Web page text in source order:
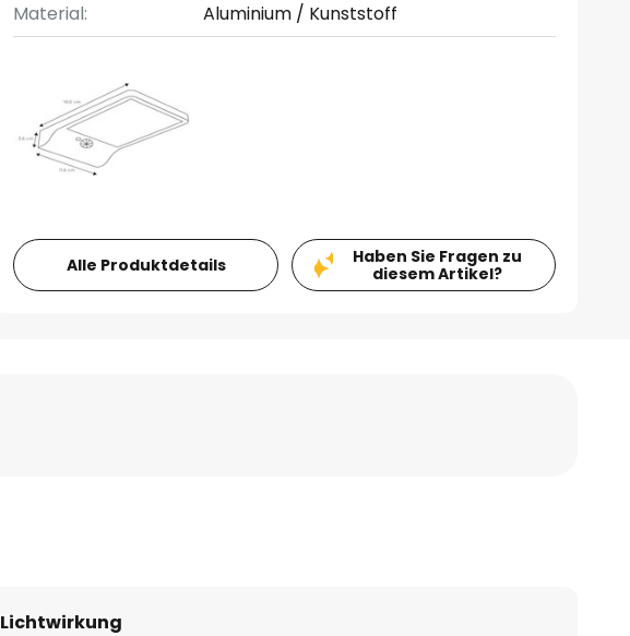
Material:
Aluminium / Kunststoff
Alle Produktdetails
Haben Sie Fragen zu
diesem Artikel?
Lichtwirkung